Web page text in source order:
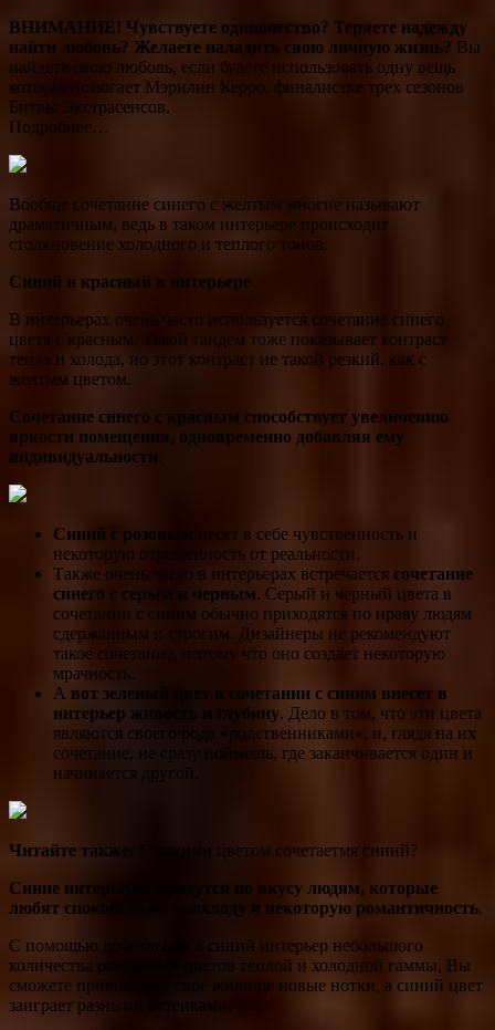
ВНИМАНИЕ! Чувствуете одиночество? Теряете надежду
найти любовь? Желаете наладить свою личную жизнь? Вы
найдете свою любовь, если будете использовать одну вещь
которая помогает Мэрилин Керро, финалистке трех сезонов
Битвы Экстрасенсов.
Подробнее…
Вообще сочетание синего с желтым многие называют
драматичным, ведь в таком интерьере происходит
столкновение холодного и теплого тонов.
Синий и красный в интерьере
В интерьерах очень часто используется сочетание синего
цвета с красным. Такой тандем тоже показывает контраст
тепла и холода, но этот контраст не такой резкий, как с
желтым цветом.
Сочетание синего с красным способствует увеличению
яркости помещения, одновременно добавляя ему
индивидуальности.
Синий с розовым несет в себе чувственность и
некоторую отрешенность от реальности.
Также очень часто в интерьерах встречается сочетание
синего с серым и черным. Серый и черный цвета в
сочетании с синим обычно приходятся по нраву людям
сдержанным и строгим. Дизайнеры не рекомендуют
такое сочетание, потому что оно создает некоторую
мрачность.
А вот зеленый цвет в сочетании с синим внесет в
интерьер живость и глубину. Дело в том, что эти цвета
являются своего рода «родственниками», и, глядя на их
сочетание, не сразу поймешь, где заканчивается один и
начинается другой.
Читайте также:
С какими цветом сочетаетмя синий?
Синие интерьеры придутся по вкусу людям, которые
любят спокойствие, прохладу и некоторую романтичность.
С помощью добавления в синий интерьер небольшого
количества различных цветов теплой и холодной гаммы, Вы
сможете привнести в свое жилище новые нотки, а синий цвет
заиграет разными оттенками.